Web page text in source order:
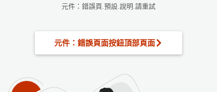
元件：錯誤頁.預設.說明.請重試
元件：錯誤頁面按鈕頂部頁面